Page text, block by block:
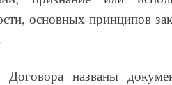
основных принципов
названы